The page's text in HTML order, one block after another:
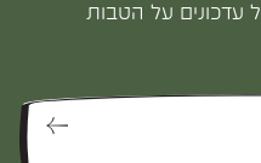
עדכונים על הטבות